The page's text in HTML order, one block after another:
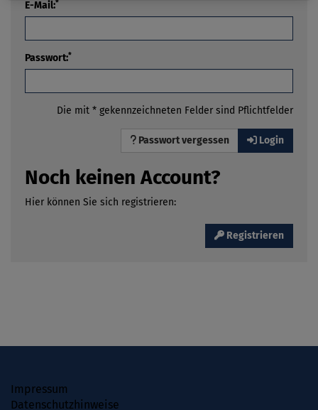
E-Mail:*
Passwort:*
Die mit * gekennzeichneten Felder sind Pflichtfelder
Passwort vergessen Login
Noch keinen Account?
Hier können Sie sich registrieren:
Registrieren
Impressum
Datenschutzhinweise